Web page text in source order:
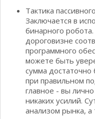
Тактика
Заключается в
бинарного
дороговизне
программного
можете быть
сумма достаточно
при правильном
главное - вы
никаких усилий.
анализом рынка,